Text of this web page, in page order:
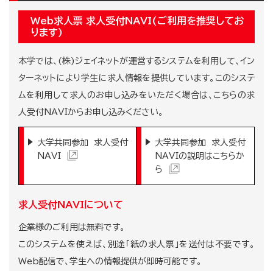
Web求人票 求人受付NAVI(ご利用を推奨してお
ります)
本学では、(株)ジェイネットが運営するシステムを利用して、イン
ターネットにより学生に求人情報を提供しています。このシステ
ムを利用して求人のお申し込みをいただく場合は、こちらの求
人受付NAVIからお申し込みください。
大学共同参加 求人受付
NAVI
大学共同参加 求人受付
NAVIの説明はこちらか
ら
求人受付NAVIについて
企業様のご利用は無料です。
このシステムを使えば、別途「紙の求人票」を送付は不要です。
Web配信で、学生への情報提供が即時可能です。